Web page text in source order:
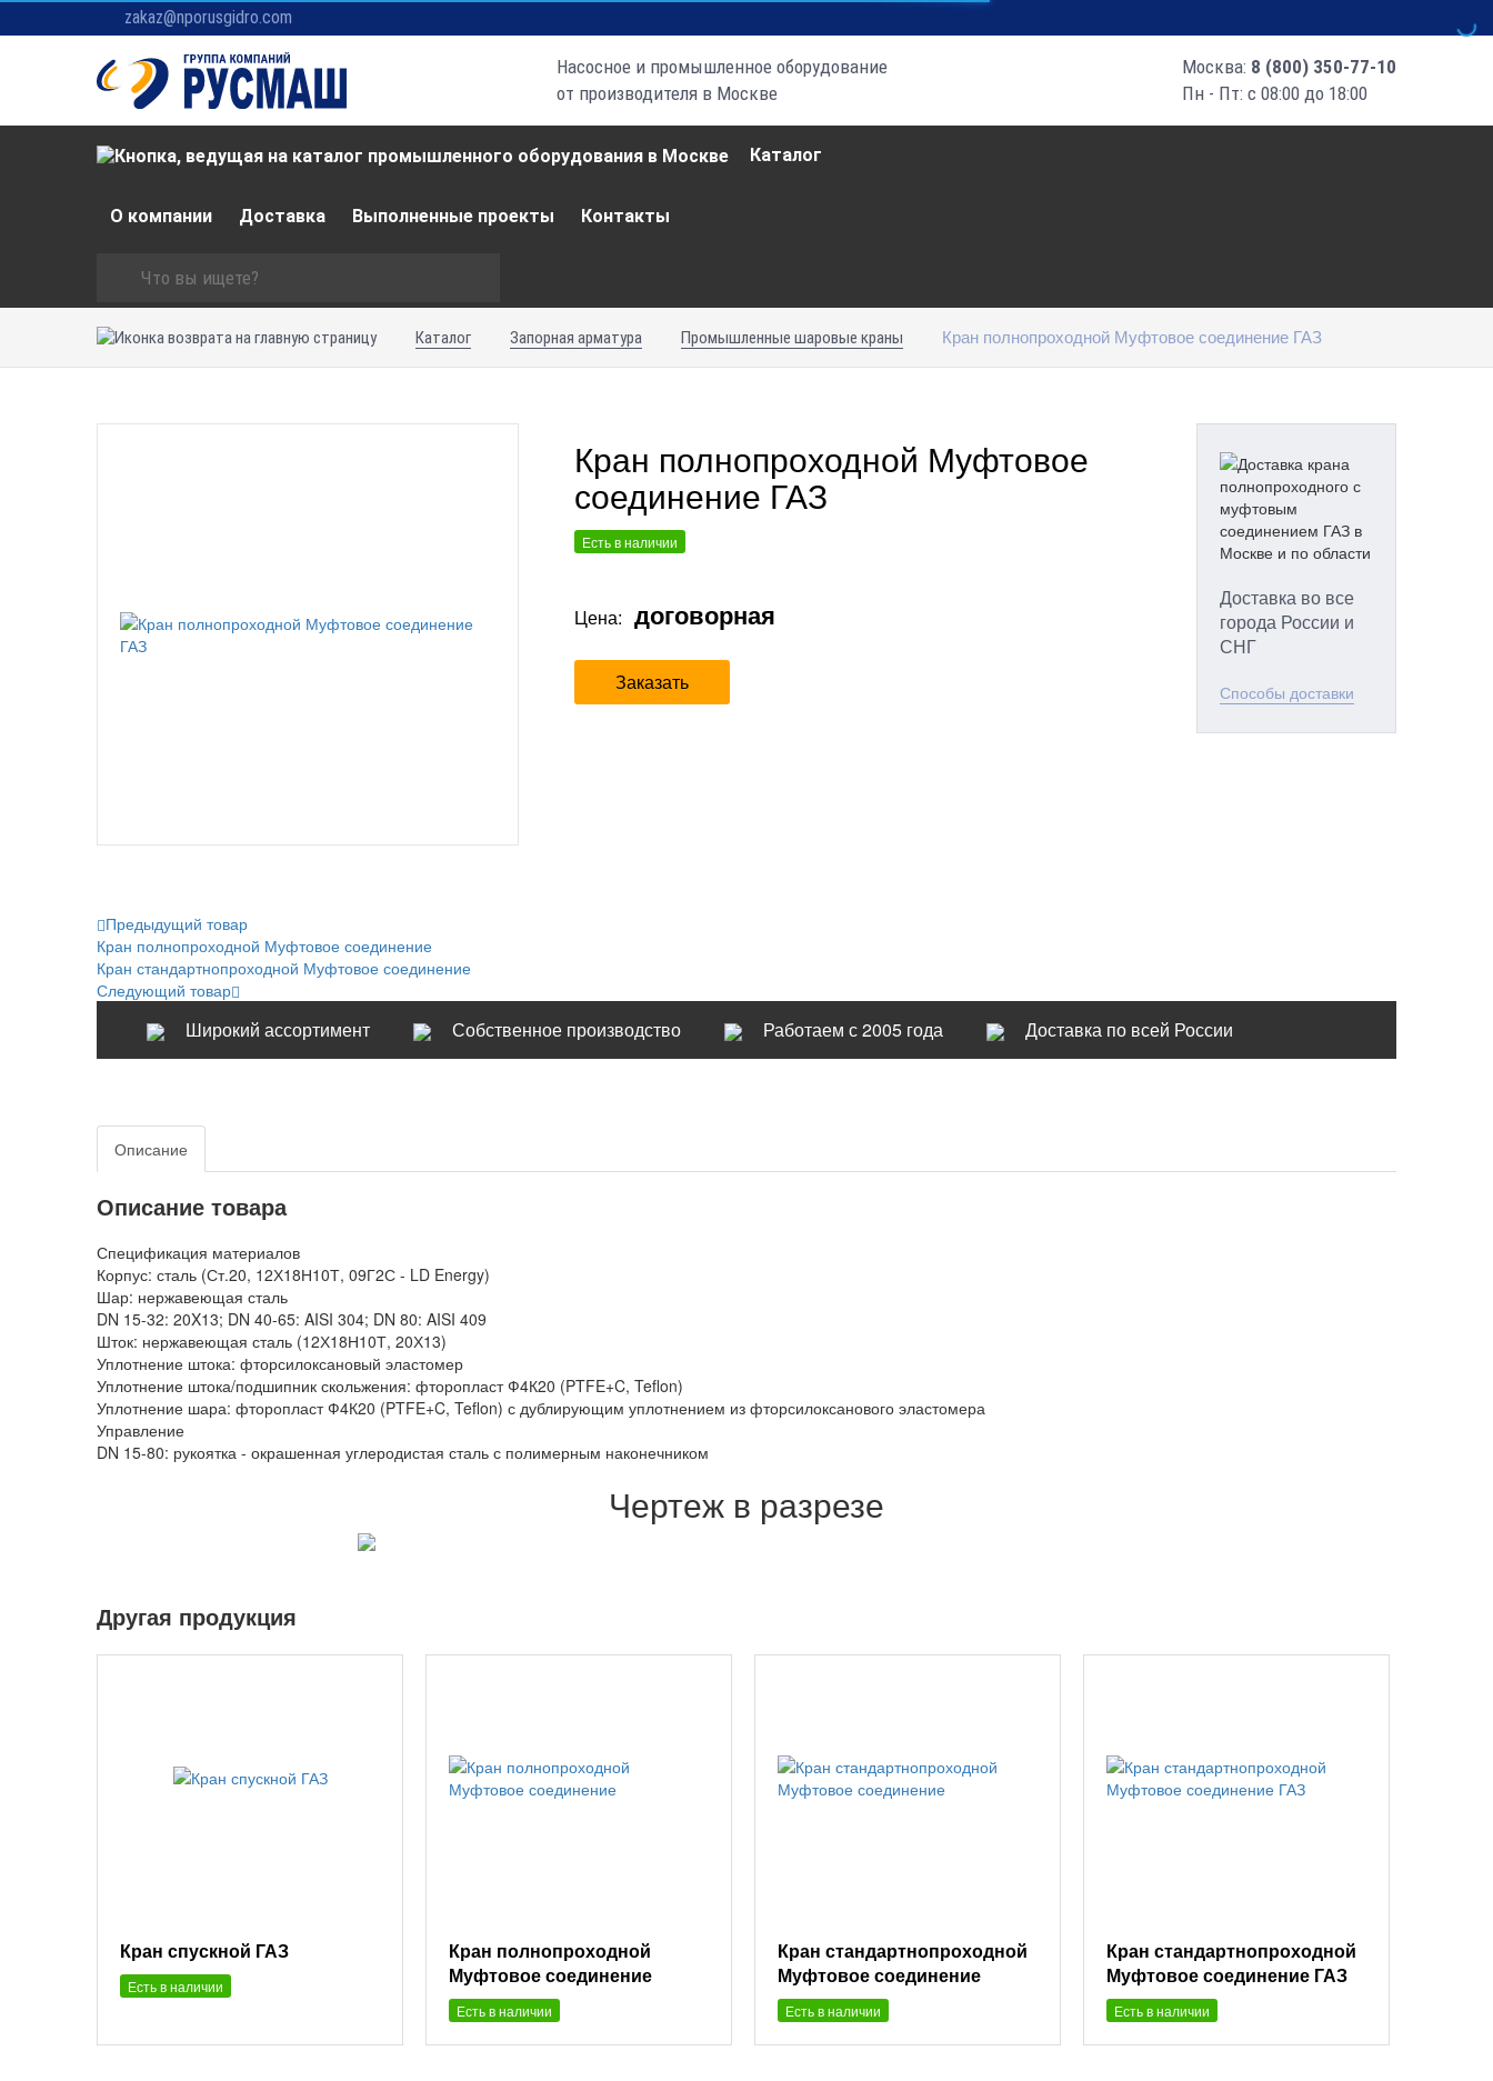
zakaz@nporusgidro.com
Насосное и промышленное оборудование
от производителя в Москве
Москва: 8 (800) 350-77-10
Пн - Пт: с 08:00 до 18:00
Каталог
О компании Доставка Выполненные проекты Контакты
Каталог Запорная арматура Промышленные шаровые краны Кран полнопроходной Муфтовое соединение ГАЗ
Кран полнопроходной Муфтовое
соединение ГАЗ
Есть в наличии
Цена: договорная
Заказать
Доставка во все
города России и
СНГ
Способы доставки
Предыдущий товар
Кран полнопроходной Муфтовое соединение
Кран стандартнопроходной Муфтовое соединение
Следующий товар
Широкий ассортимент Собственное производство Работаем с 2005 года Доставка по всей России
Описание
Описание товара
Спецификация материалов
Корпус: сталь (Ст.20, 12Х18Н10Т, 09Г2С - LD Energy)
Шар: нержавеющая сталь
DN 15-32: 20X13; DN 40-65: AISI 304; DN 80: AISI 409
Шток: нержавеющая сталь (12Х18Н10Т, 20Х13)
Уплотнение штока: фторсилоксановый эластомер
Уплотнение штока/подшипник скольжения: фторопласт Ф4К20 (PTFE+C, Teflon)
Уплотнение шара: фторопласт Ф4К20 (PTFE+C, Teflon) с дублирующим уплотнением из фторсилоксанового эластомера
Управление
DN 15-80: рукоятка - окрашенная углеродистая сталь с полимерным наконечником
Чертеж в разрезе
Другая продукция
Кран спускной ГАЗ
Есть в наличии
Кран полнопроходной
Муфтовое соединение
Есть в наличии
Кран стандартнопроходной
Муфтовое соединение
Есть в наличии
Кран стандартнопроходной
Муфтовое соединение ГАЗ
Есть в наличии